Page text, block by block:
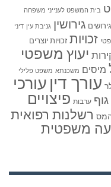
בית המשפט לענייני משפחה
גירושים גירושין גניבת עין דיני
זכויות זכויות יוצרים
יעוץ משפטי
מיסים משכנתא משפט פלילי
עורך דין עורכי
גוף ערבות פיצויים
המס רשלנות רפואית
משפטית